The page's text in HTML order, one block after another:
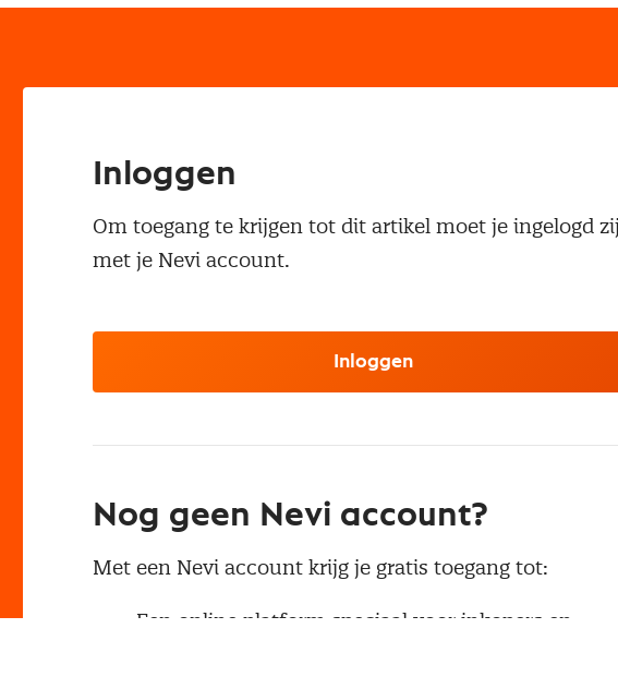
Inloggen
Om toegang te krijgen tot dit artikel moet je ingelogd
met je Nevi account.
Inloggen
Nog geen Nevi account?
Met een Nevi account krijg je gratis toegang tot:
Een online platform speciaal voor inkopers en